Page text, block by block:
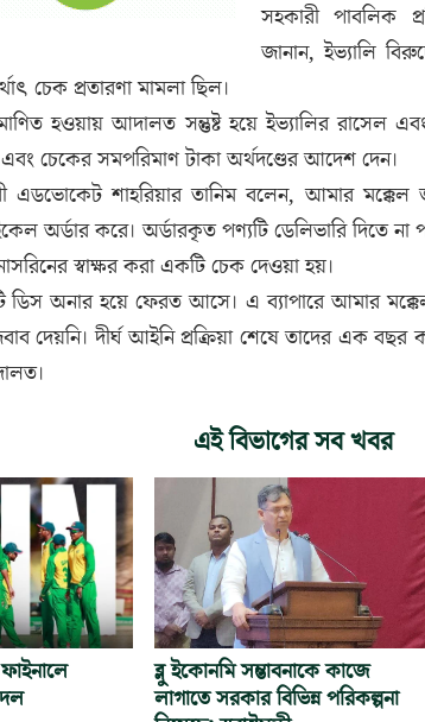
সহকারী পাবলিক
জানান, ইভ্যালি
চেক প্রতারণা মামলা ছিল।
হওয়ায় আদালত সন্তুষ্ট হয়ে ইভ্যালির রাসেল
চেকের সমপরিমাণ টাকা অর্থদণ্ডের আদেশ দেন।
এডভোকেট শাহরিয়ার তানিম বলেন, আমার মক্কেল
অর্ডার করে। অর্ডারকৃত পণ্যটি ডেলিভারি দিতে না
নাসরিনের স্বাক্ষর করা একটি চেক দেওয়া হয়।
ডিস অনার হয়ে ফেরত আসে। এ ব্যাপারে আমার
দেয়নি। দীর্ঘ আইনি প্রক্রিয়া শেষে তাদের এক বছর
এই বিভাগের সব খবর
দল
ব্লু ইকোনমি সম্ভাবনাকে কাজে
লাগাতে সরকার বিভিন্ন পরিকল্পনা